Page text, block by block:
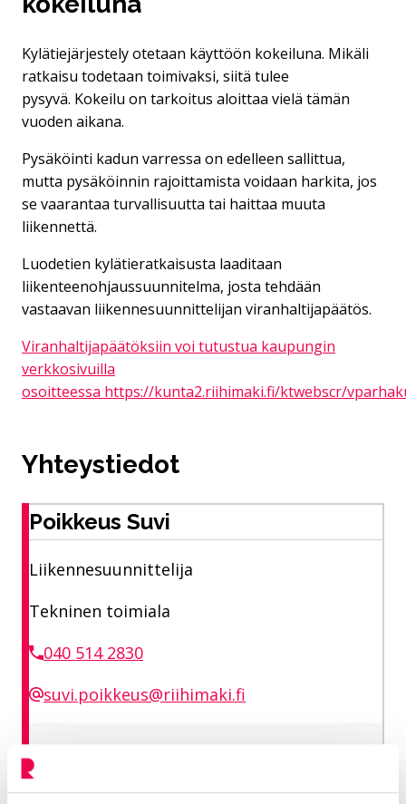
Kylätiejärjestely otetaan käyttöön kokeiluna. Mikäli
ratkaisu todetaan toimivaksi, siitä tulee
pysyvä. Kokeilu on tarkoitus aloittaa vielä tämän
vuoden aikana.
Pysäköinti kadun varressa on edelleen sallittua,
mutta pysäköinnin rajoittamista voidaan harkita, jos
se vaarantaa turvallisuutta tai haittaa muuta
liikennettä.
Luodetien kylätieratkaisusta laaditaan
liikenteenohjaussuunnitelma, josta tehdään
vastaavan liikennesuunnittelijan viranhaltijapäätös.
Viranhaltijapäätöksiin voi tutustua kaupungin
verkkosivuilla
osoitteessa https://kunta2.riihimaki.fi/ktwebscr/
Yhteystiedot
Poikkeus Suvi
Liikennesuunnittelija
Tekninen toimiala
040 514 2830
suvi.poikkeus@riihimaki.fi
Suunnittelun ja toiminnanohjauksen
vastuualue Kaupunkiympäristön